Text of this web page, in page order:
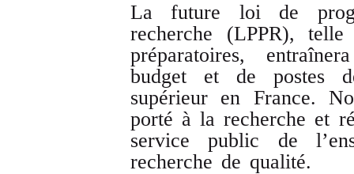
La future loi de
recherche (LPPR),
préparatoires,
budget et de postes
supérieur en France.
porté à la recherche et
service public de
recherche de qualité.